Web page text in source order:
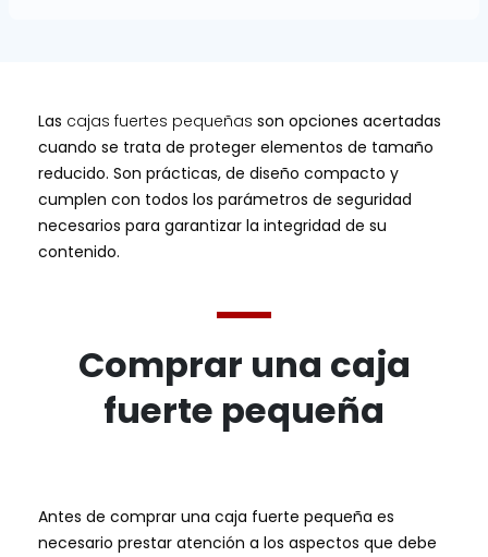
Las cajas fuertes pequeñas son opciones acertadas
cuando se trata de proteger elementos de tamaño
reducido. Son prácticas, de diseño compacto y
cumplen con todos los parámetros de seguridad
necesarios para garantizar la integridad de su
contenido.
Comprar una caja
fuerte pequeña
Antes de comprar una caja fuerte pequeña es
necesario prestar atención a los aspectos que debe